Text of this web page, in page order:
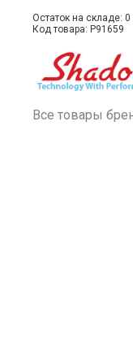
Остаток на складе: 0
Код товара: P91659
Все товары